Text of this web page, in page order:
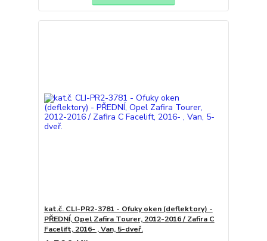
kat.č. CLI-PR2-3781 - Ofuky oken (deflektory) -
PŘEDNÍ, Opel Zafira Tourer, 2012-2016 / Zafira C
Facelift, 2016- , Van, 5-dveř.